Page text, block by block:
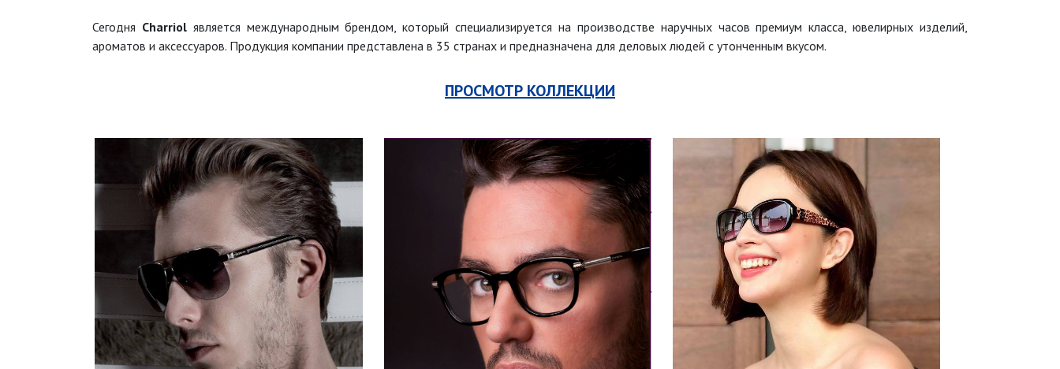
Сегодня Charriolявляется международным брендом, который специализируется на производстве наручных часов премиум класса, ювелирных изделий,
ароматов и аксессуаров. Продукция компании представлена в 35 странах и предназначена для деловых людей с утонченным вкусом.
ПРОСМОТР КОЛЛЕКЦИИ